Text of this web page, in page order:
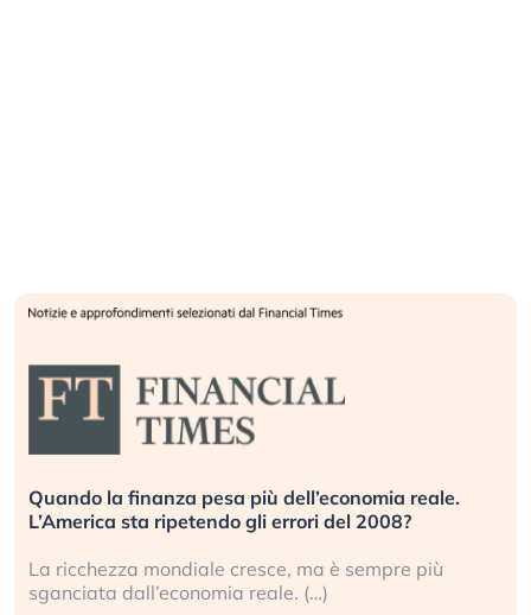
Quando la finanza pesa più dell’economia reale.
L’America sta ripetendo gli errori del 2008?
La ricchezza mondiale cresce, ma è sempre più
sganciata dall’economia reale. (…)